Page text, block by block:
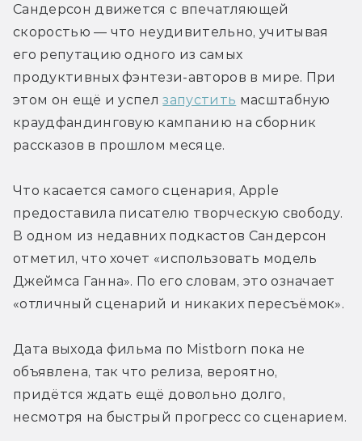
Сандерсон движется с впечатляющей
скоростью — что неудивительно, учитывая
его репутацию одного из самых
продуктивных фэнтези-авторов в мире. При
этом он ещё и успел запустить масштабную
краудфандинговую кампанию на сборник
рассказов в прошлом месяце.
Что касается самого сценария, Apple
предоставила писателю творческую свободу.
В одном из недавних подкастов Сандерсон
отметил, что хочет «использовать модель
Джеймса Ганна». По его словам, это означает
«отличный сценарий и никаких пересъёмок».
Дата выхода фильма по Mistborn пока не
объявлена, так что релиза, вероятно,
придётся ждать ещё довольно долго,
несмотря на быстрый прогресс со сценарием.